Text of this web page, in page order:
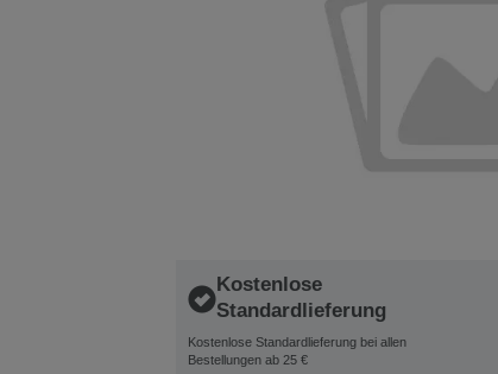
Kostenlose
Standardlieferung
Kostenlose Standardlieferung bei allen
Bestellungen ab 25 €